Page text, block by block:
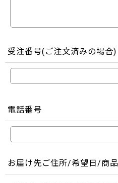
受注番号(ご注文済みの場合)
電話番号
お届け先ご住所/希望日/商品